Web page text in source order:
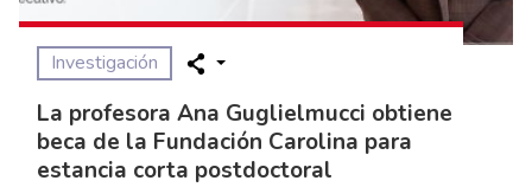
Investigación
La profesora Ana Guglielmucci obtiene
beca de la Fundación Carolina para
estancia corta postdoctoral